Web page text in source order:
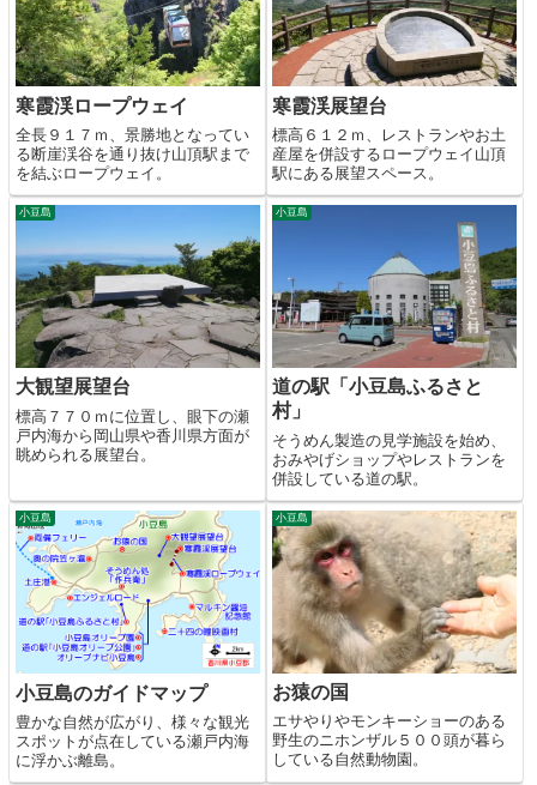
寒霞渓ロープウェイ
全長９１７ｍ、景勝地となってい
る断崖渓谷を通り抜け山頂駅まで
を結ぶロープウェイ。
寒霞渓展望台
標高６１２ｍ、レストランやお土
産屋を併設するロープウェイ山頂
駅にある展望スペース。
小豆島
大観望展望台
標高７７０ｍに位置し、眼下の瀬
戸内海から岡山県や香川県方面が
眺められる展望台。
小豆島
道の駅「小豆島ふるさと
村」
そうめん製造の見学施設を始め、
おみやげショップやレストランを
併設している道の駅。
小豆島
小豆島のガイドマップ
豊かな自然が広がり、様々な観光
スポットが点在している瀬戸内海
に浮かぶ離島。
小豆島
お猿の国
エサやりやモンキーショーのある
野生のニホンザル５００頭が暮ら
している自然動物園。